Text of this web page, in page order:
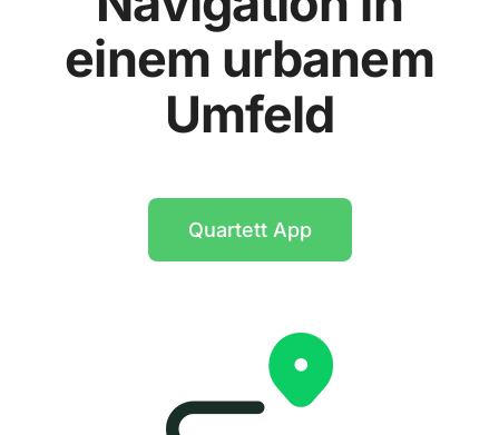
einem urbanem
Umfeld
Quartett App